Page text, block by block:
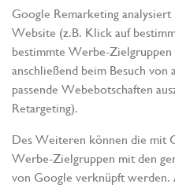
Google Remarketing
Website (z.B. Klick auf
bestimmte Werbe-Zielgruppen
anschließend beim Besuch
passende Webebotschaften
Retargeting).
Des Weiteren können die mit
Werbe-Zielgruppen mit den
von Google verknüpft werden.